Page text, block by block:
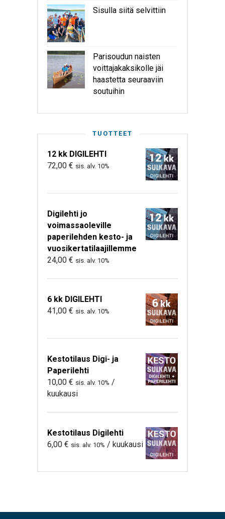
Sisulla siitä selvittiin
Parisoudun naisten
voittajakaksikolle jäi
haastetta seuraaviin
soutuihin
TUOTTEET
12 kk DIGILEHTI
72,00 € sis. alv. 10%
Digilehti jo
voimassaoleville
paperilehden kesto- ja
vuosikertatilaajillemme
24,00 € sis. alv. 10%
6 kk DIGILEHTI
41,00 € sis. alv. 10%
Kestotilaus Digi- ja
Paperilehti
10,00 € sis. alv. 10% /
kuukausi
Kestotilaus Digilehti
6,00 € sis. alv. 10% / kuukausi